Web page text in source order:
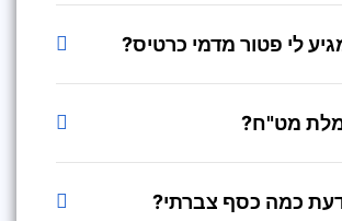
לי פטור מדמי כרטיס?
מט"ח?
כמה כסף צברתי?